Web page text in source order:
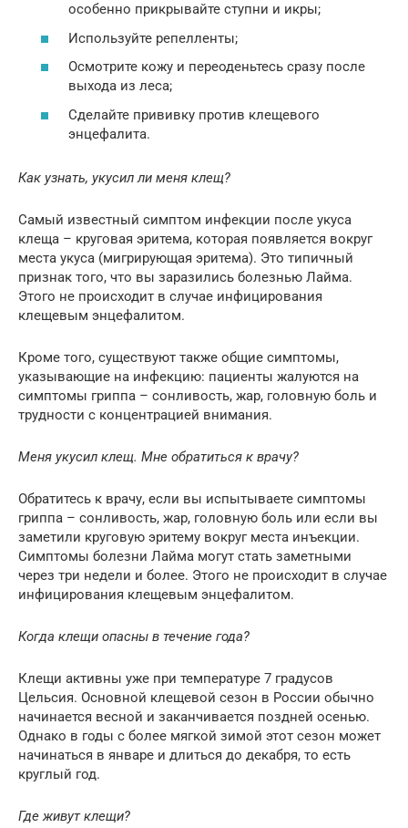
особенно прикрывайте ступни и икры;
Используйте репелленты;
Осмотрите кожу и переоденьтесь сразу после
выхода из леса;
Сделайте прививку против клещевого
энцефалита.
Как узнать, укусил ли меня клещ?
Самый известный симптом инфекции после укуса
клеща – круговая эритема, которая появляется вокруг
места укуса (мигрирующая эритема). Это типичный
признак того, что вы заразились болезнью Лайма.
Этого не происходит в случае инфицирования
клещевым энцефалитом.
Кроме того, существуют также общие симптомы,
указывающие на инфекцию: пациенты жалуются на
симптомы гриппа – сонливость, жар, головную боль и
трудности с концентрацией внимания.
Меня укусил клещ. Мне обратиться к врачу?
Обратитесь к врачу, если вы испытываете симптомы
гриппа – сонливость, жар, головную боль или если вы
заметили круговую эритему вокруг места инъекции.
Симптомы болезни Лайма могут стать заметными
через три недели и более. Этого не происходит в случае
инфицирования клещевым энцефалитом.
Когда клещи опасны в течение года?
Клещи активны уже при температуре 7 градусов
Цельсия. Основной клещевой сезон в России обычно
начинается весной и заканчивается поздней осенью.
Однако в годы с более мягкой зимой этот сезон может
начинаться в январе и длиться до декабря, то есть
круглый год.
Где живут клещи?